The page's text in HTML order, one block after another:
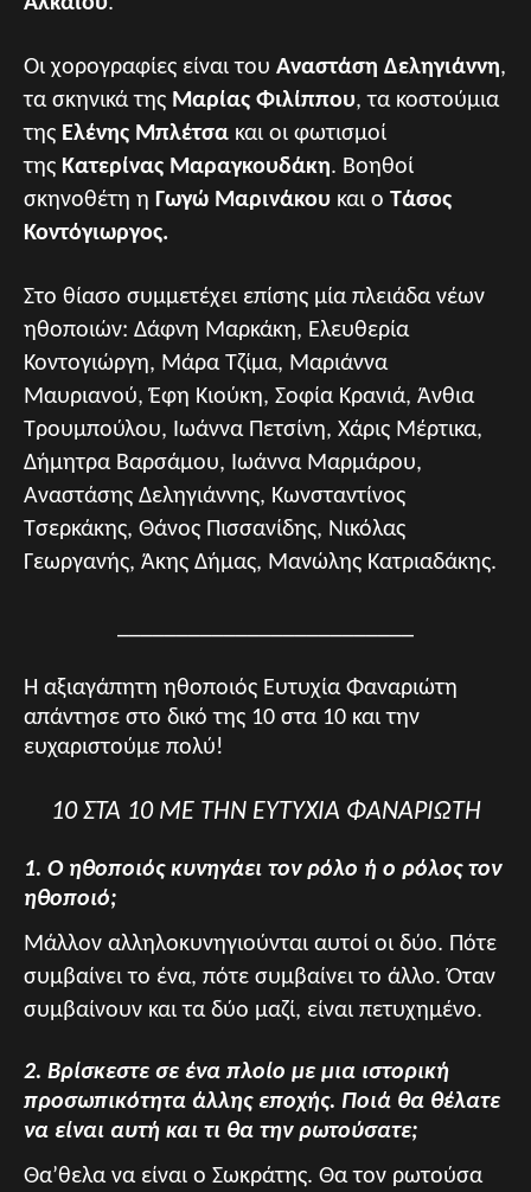
Οι χορογραφίες είναι του Αναστάση Δεληγιάννη,
τα σκηνικά της Μαρίας Φιλίππου, τα κοστούμια
της Ελένης Μπλέτσα και οι φωτισμοί
της Κατερίνας Μαραγκουδάκη. Βοηθοί
σκηνοθέτη η Γωγώ Μαρινάκου και ο Τάσος
Κοντόγιωργος.
Στο θίασο συμμετέχει επίσης μία πλειάδα νέων
ηθοποιών: Δάφνη Μαρκάκη, Ελευθερία
Κοντογιώργη, Μάρα Τζίμα, Μαριάννα
Μαυριανού, Έφη Κιούκη, Σοφία Κρανιά, Άνθια
Τρουμπούλου, Ιωάννα Πετσίνη, Χάρις Μέρτικα,
Δήμητρα Βαρσάμου, Ιωάννα Μαρμάρου,
Αναστάσης Δεληγιάννης, Κωνσταντίνος
Τσερκάκης, Θάνος Πισσανίδης, Νικόλας
Γεωργανής, Άκης Δήμας, Μανώλης Κατριαδάκης.
Η αξιαγάπητη ηθοποιός Ευτυχία Φαναριώτη
απάντησε στο δικό της 10 στα 10 και την
ευχαριστούμε πολύ!
10 ΣΤΑ 10 ΜΕ ΤΗΝ ΕΥΤΥΧΙΑ ΦΑΝΑΡΙΩΤΗ
1. Ο ηθοποιός κυνηγάει τον ρόλο ή ο ρόλος τον
ηθοποιό;
Μάλλον αλληλοκυνηγιούνται αυτοί οι δύο. Πότε
συμβαίνει το ένα, πότε συμβαίνει το άλλο. Όταν
συμβαίνουν και τα δύο μαζί, είναι πετυχημένο.
2. Βρίσκεστε σε ένα πλοίο με μια ιστορική
προσωπικότητα άλλης εποχής. Ποιά θα θέλατε
να είναι αυτή και τι θα την ρωτούσατε;
Θα’θελα να είναι ο Σωκράτης. Θα τον ρωτούσα